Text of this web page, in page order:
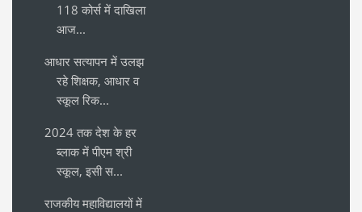
118 कोर्स में दाखिला
आज...
आधार सत्यापन में उलझ
रहे शिक्षक, आधार व
स्कूल रिक...
2024 तक देश के हर
ब्लाक में पीएम श्री
स्कूल, इसी स...
राजकीय महाविद्यालयों में